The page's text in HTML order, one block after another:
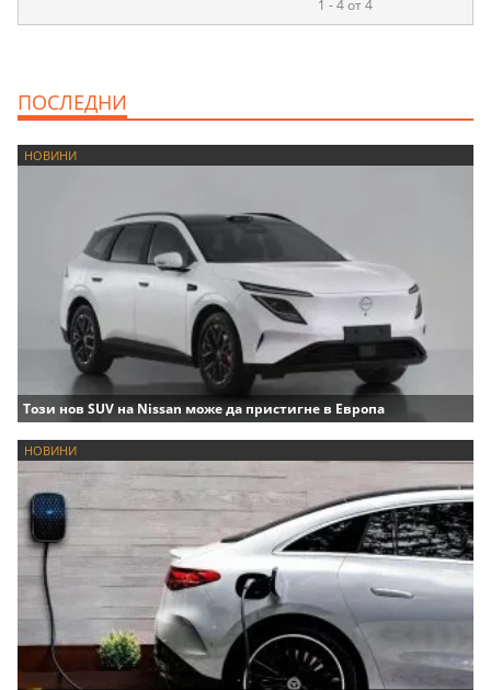
1 - 4 от 4
ПОСЛЕДНИ
НОВИНИ
Този нов SUV на Nissan може да пристигне в Европа
НОВИНИ